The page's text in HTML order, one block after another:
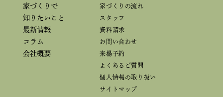
家づくりで
知りたいこと
最新情報
コラム
会社概要
家づくりの流れ
スタッフ
資料請求
お問い合わせ
来場予約
よくあるご質問
個人情報の取り扱い
サイトマップ